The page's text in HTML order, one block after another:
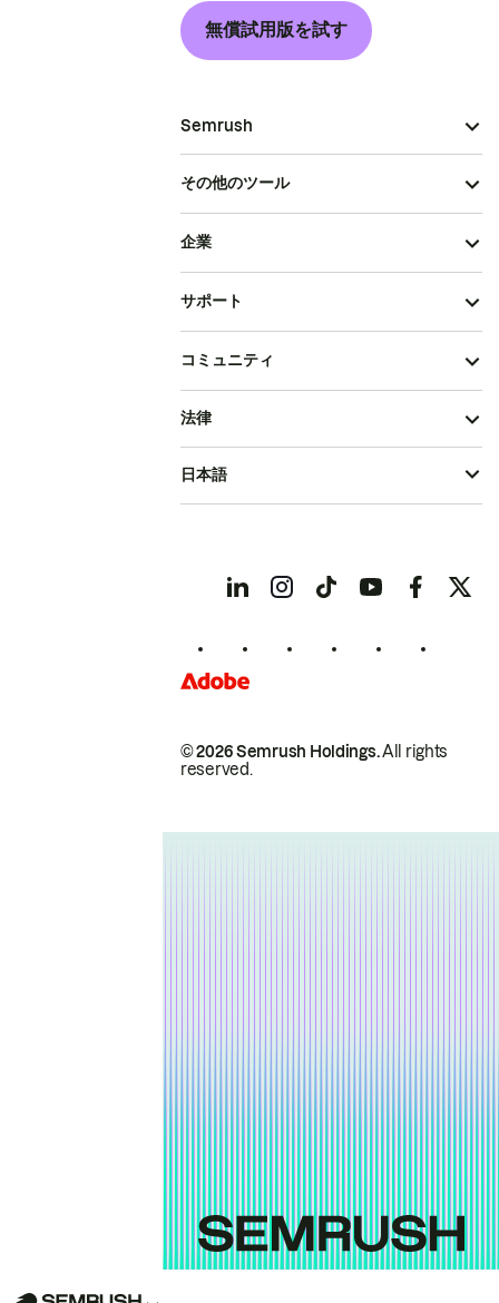
無償試用版を試す
Semrush
その他のツール
企業
サポート
コミュニティ
© 2026 Semrush Holdings.All rights
reserved.
法律
日本語